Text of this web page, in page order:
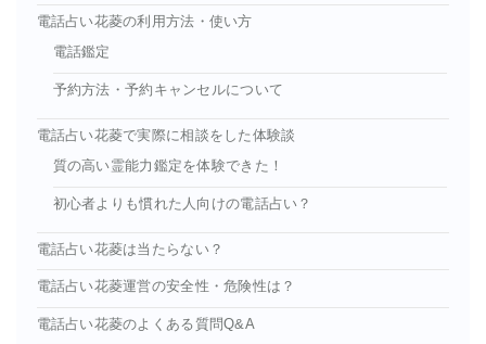
電話占い花菱の利用方法・使い方
電話鑑定
予約方法・予約キャンセルについて
電話占い花菱で実際に相談をした体験談
質の高い霊能力鑑定を体験できた！
初心者よりも慣れた人向けの電話占い？
電話占い花菱は当たらない？
電話占い花菱運営の安全性・危険性は？
電話占い花菱のよくある質問Q&A